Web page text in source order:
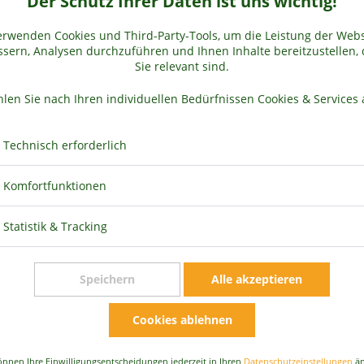
Cookies und Third-Party-Tools, um die Leistung der
Analysen durchzuführen und Ihnen Inhalte bereitzustellen,
Sie relevant sind.
Sie nach Ihren individuellen Bedürfnissen Cookies & Services
Technisch erforderlich
Komfortfunktionen
Statistik & Tracking
Speichern Alle akzeptieren
Cookies ablehnen
Ihre Einwilligungsentscheidungen jederzeit in Ihren Datenschutzeinstellungen
Magnesiumquelle
Laktosefrei
Herkunft EU